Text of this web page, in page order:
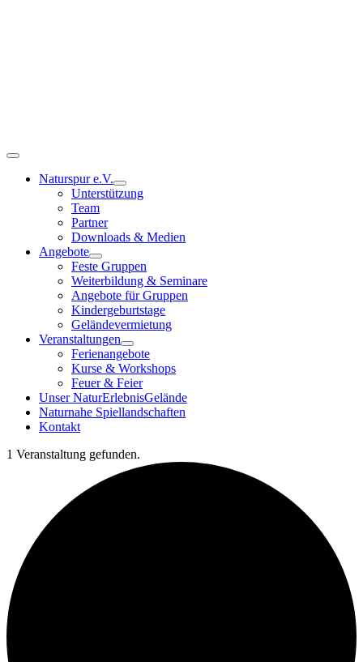
Toggle
NavigationNaturspur e.V.
Unterstützung
Team
Partner
Downloads & Medien
Angebote
Feste Gruppen
Weiterbildung & Seminare
Angebote für Gruppen
Kindergeburtstage
Geländevermietung
Veranstaltungen
Ferienangebote
Kurse & Workshops
Feuer & Feier
Unser NaturErlebnisGelände
Naturnahe Spiellandschaften
Kontakt
1 Veranstaltung gefunden.